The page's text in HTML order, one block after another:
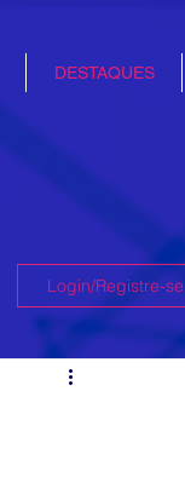
DESTAQUES
Login/Registre-se